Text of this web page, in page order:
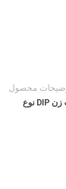
محصول
2.0 Mirco USB کنتاکتور زاویه راست زن DIP نوع